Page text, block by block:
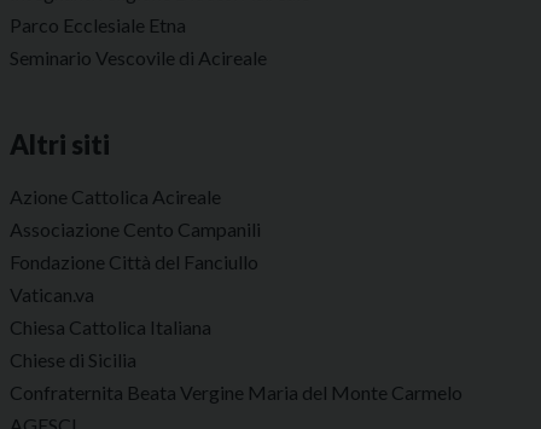
Parco Ecclesiale Etna
Seminario Vescovile di Acireale
Altri siti
Azione Cattolica Acireale
Associazione Cento Campanili
Fondazione Città del Fanciullo
Vatican.va
Chiesa Cattolica Italiana
Chiese di Sicilia
Confraternita Beata Vergine Maria del Monte Carmelo